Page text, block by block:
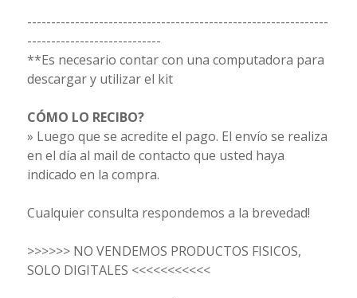
---------------------------------------------------------------
----------------------------
**Es necesario contar con una computadora para
descargar y utilizar el kit
CÓMO LO RECIBO?
» Luego que se acredite el pago. El envío se realiza
en el día al mail de contacto que usted haya
indicado en la compra.
Cualquier consulta respondemos a la brevedad!
>>>>>> NO VENDEMOS PRODUCTOS FISICOS,
SOLO DIGITALES <<<<<<<<<<<